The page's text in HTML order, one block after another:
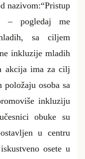
nazivom:“Pristup
– pogledaj me
sa ciljem
inkluzije mladih
akcija ima za cilj
osoba sa
inkluziju
obuke su
u centru
osete u